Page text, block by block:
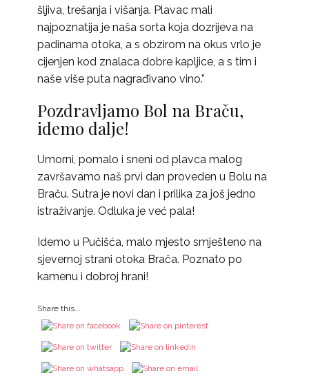
šljiva, trešanja i višanja. Plavac mali
najpoznatija je naša sorta koja dozrijeva na
padinama otoka, a s obzirom na okus vrlo je
cijenjen kod znalaca dobre kapljice, a s tim i
naše više puta nagrađivano vino.”
Pozdravljamo Bol na Braču,
idemo dalje!
Umorni, pomalo i sneni od plavca malog
završavamo naš prvi dan proveden u Bolu na
Braču. Sutra je novi dan i prilika za još jedno
istraživanje. Odluka je već pala!
Idemo u Pučišća, malo mjesto smješteno na
sjevernoj strani otoka Brača. Poznato po
kamenu i dobroj hrani!
Share this...